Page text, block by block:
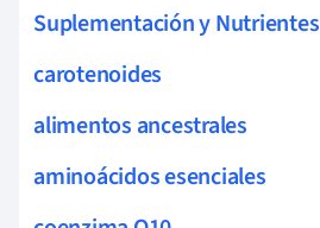
Suplementación y Nutrientes
carotenoides
alimentos ancestrales
aminoácidos esenciales